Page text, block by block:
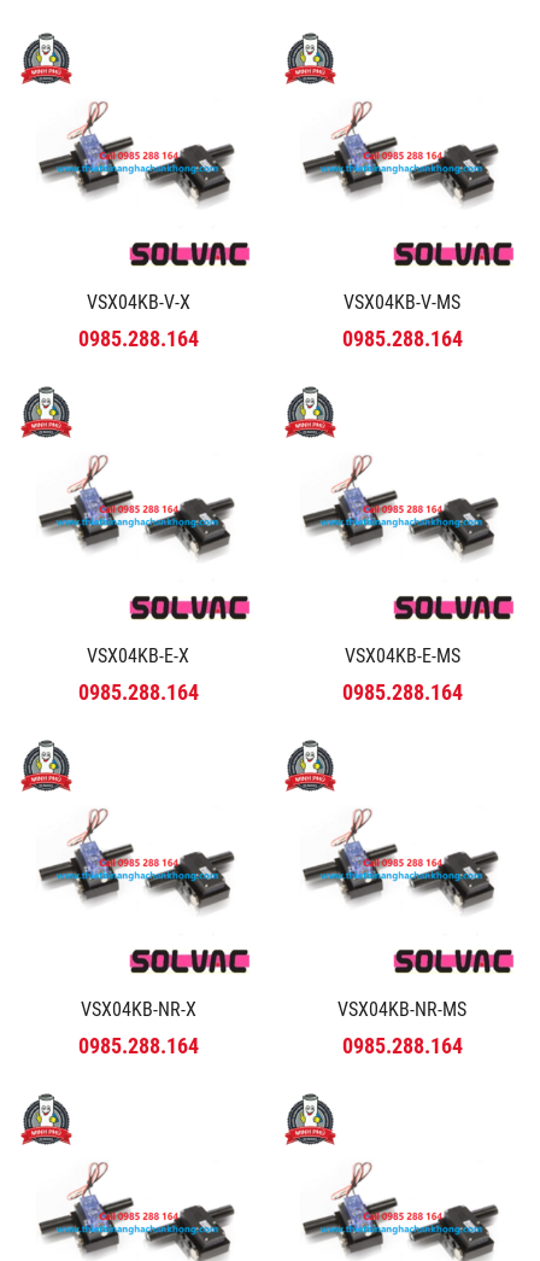
VSX04KB-V-X
0985.288.164
VSX04KB-V-MS
0985.288.164
VSX04KB-E-X
0985.288.164
VSX04KB-E-MS
0985.288.164
VSX04KB-NR-X
0985.288.164
VSX04KB-NR-MS
0985.288.164